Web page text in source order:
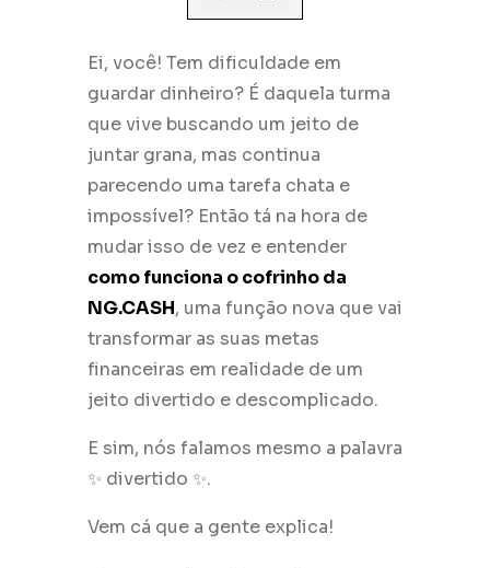
Ei, você! Tem dificuldade em
guardar dinheiro? É daquela turma
que vive buscando um jeito de
juntar grana, mas continua
parecendo uma tarefa chata e
impossível? Então tá na hora de
mudar isso de vez e entender
como funciona o cofrinho da
NG.CASH, uma função nova que vai
transformar as suas metas
financeiras em realidade de um
jeito divertido e descomplicado.
E sim, nós falamos mesmo a palavra
✨ divertido ✨.
Vem cá que a gente explica!